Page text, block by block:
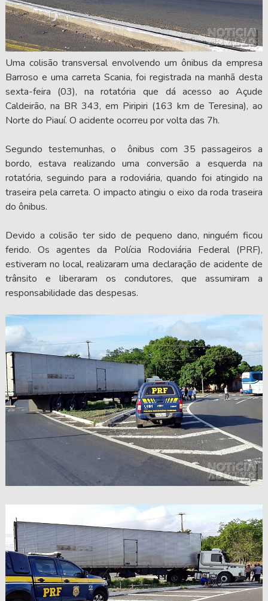
Uma colisão transversal envolvendo um ônibus da empresa
Barroso e uma carreta Scania, foi registrada na manhã desta
sexta-feira (03), na rotatória que dá acesso ao Açude
Caldeirão, na BR 343, em Piripiri (163 km de Teresina), ao
Norte do Piauí. O acidente ocorreu por volta das 7h.
Segundo testemunhas, o ônibus com 35 passageiros a
bordo, estava realizando uma conversão a esquerda na
rotatória, seguindo para a rodoviária, quando foi atingido na
traseira pela carreta. O impacto atingiu o eixo da roda traseira
do ônibus.
Devido a colisão ter sido de pequeno dano, ninguém ficou
ferido. Os agentes da Polícia Rodoviária Federal (PRF),
estiveram no local, realizaram uma declaração de acidente de
trânsito e liberaram os condutores, que assumiram a
responsabilidade das despesas.